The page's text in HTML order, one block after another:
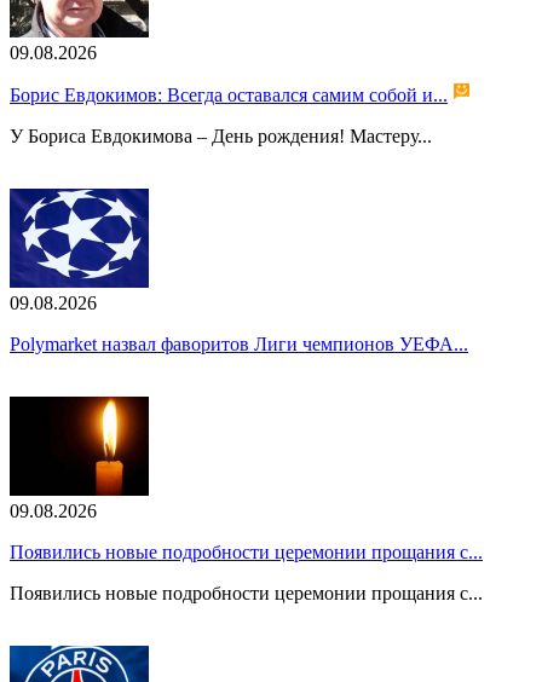
09.08.2026
Борис Евдокимов: Всегда оставался самим собой и...
У Бориса Евдокимова – День рождения! Мастеру...
09.08.2026
Polymarket назвал фаворитов Лиги чемпионов УЕФА...
09.08.2026
Появились новые подробности церемонии прощания с...
Появились новые подробности церемонии прощания с...